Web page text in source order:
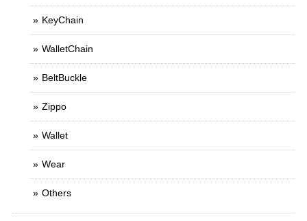
KeyChain
WalletChain
BeltBuckle
Zippo
Wallet
Wear
Others